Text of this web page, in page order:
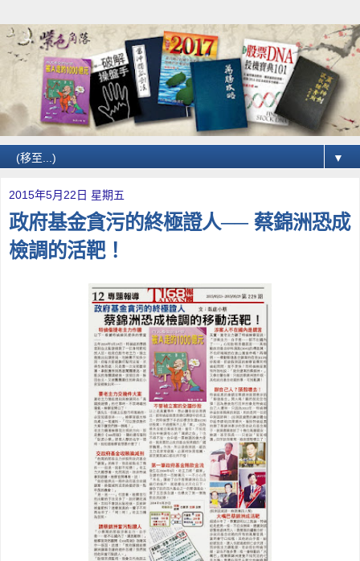
▼
2015年5月22日 星期五
政府基金貪污的終極證人── 蔡錦洲恐成
檢調的活靶！